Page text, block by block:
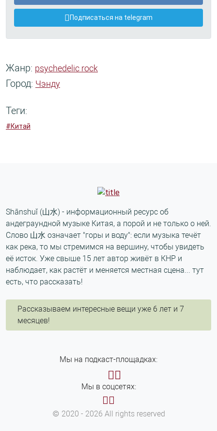
Подписаться на telegram
Жанр: psychedelic rock
Город: Чэнду
Теги:
#Китай
Shānshuǐ (山水) - информационный ресурс об
андеграундной музыке Китая, а порой и не только о ней.
Слово 山水 означает "горы и воду": если музыка течёт
как река, то мы стремимся на вершину, чтобы увидеть
её исток. Уже свыше 15 лет автор живёт в КНР и
наблюдает, как растёт и меняется местная сцена... тут
есть, что рассказать!
Рассказываем интересные вещи уже 6 лет и 7
месяцев!
Мы на подкаст-площадках:
Мы в соцсетях:
© 2020 - 2026 All rights reserved